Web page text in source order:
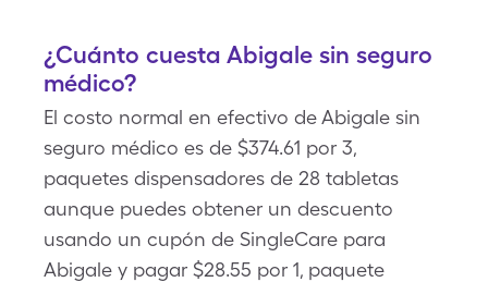
¿Cuánto cuesta Abigale sin seguro
médico?
El costo normal en efectivo de Abigale sin
seguro médico es de $374.61 por 3,
paquetes dispensadores de 28 tabletas
aunque puedes obtener un descuento
usando un cupón de SingleCare para
Abigale y pagar $28.55 por 1, paquete